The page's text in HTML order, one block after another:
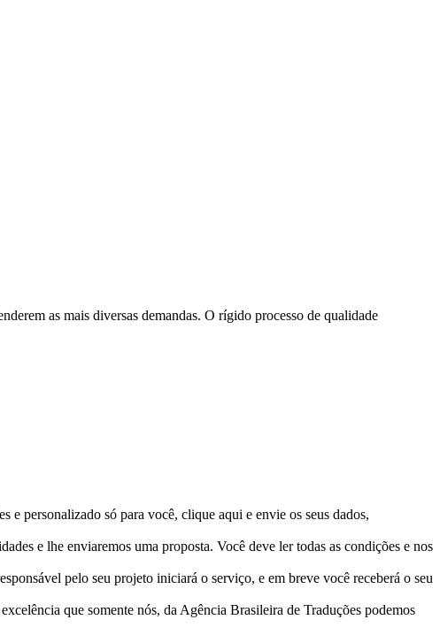
as mais diversas demandas. O rígido processo de qualidade
e personalizado só para você, clique aqui e envie os seus dados,
e lhe enviaremos uma proposta. Você deve ler todas as condições e nos
pelo seu projeto iniciará o serviço, e em breve você receberá o seu
que somente nós, da Agência Brasileira de Traduções podemos